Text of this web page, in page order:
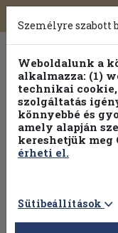
Toggle
Személyre szabott
Weboldalunk a
alkalmazza: (1)
technikai
szolgáltatás
könnyebbé és
amely alapján
kereshetjük meg
érheti el.
Sütibeállítások